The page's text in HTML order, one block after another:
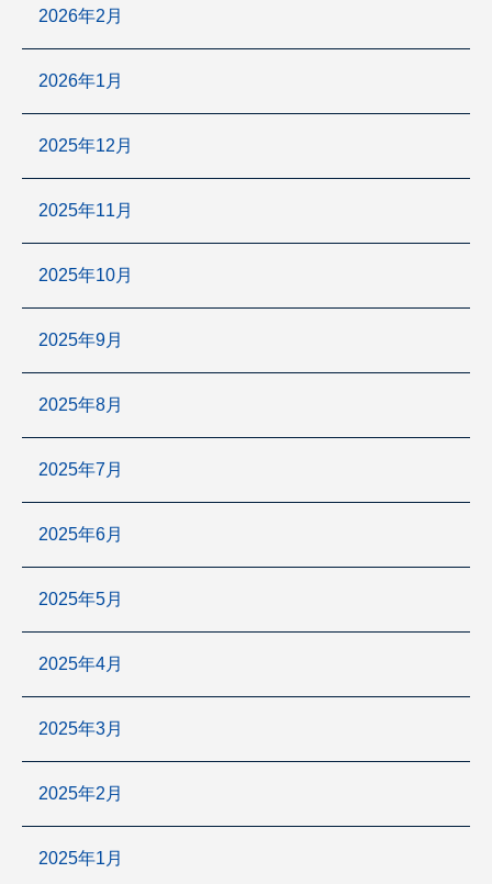
2026年2月
2026年1月
2025年12月
2025年11月
2025年10月
2025年9月
2025年8月
2025年7月
2025年6月
2025年5月
2025年4月
2025年3月
2025年2月
2025年1月